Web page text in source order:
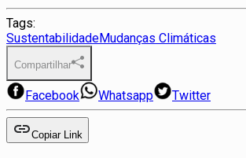
Tags:
SustentabilidadeMudanças Climáticas
Compartilhar
Facebook Whatsapp Twitter
Copiar Link